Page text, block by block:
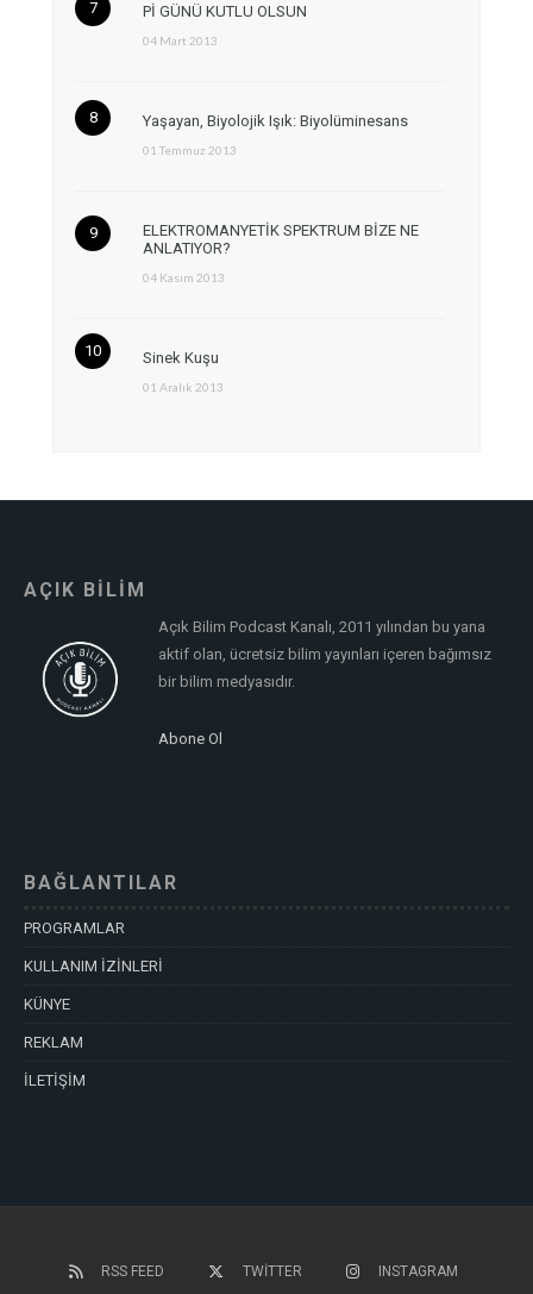
Pİ GÜNÜ KUTLU OLSUN
04 Mart 2013
Yaşayan, Biyolojik Işık: Biyolüminesans
01 Temmuz 2013
ELEKTROMANYETİK SPEKTRUM BİZE NE
ANLATIYOR?
04 Kasım 2013
Sinek Kuşu
01 Aralık 2013
AÇIK BİLİM
Açık Bilim Podcast Kanalı, 2011 yılından bu yana
aktif olan, ücretsiz bilim yayınları içeren bağımsız
bir bilim medyasıdır.
Abone Ol
BAĞLANTILAR
PROGRAMLAR
KULLANIM İZİNLERİ
KÜNYE
REKLAM
İLETİŞİM
RSS FEED TWITTER INSTAGRAM